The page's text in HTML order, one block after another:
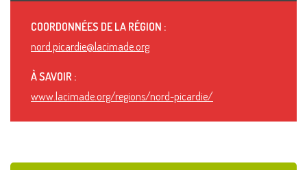
COORDONNÉES DE LA RÉGION :
nord.picardie@lacimade.org
À SAVOIR :
www.lacimade.org/regions/nord-picardie/